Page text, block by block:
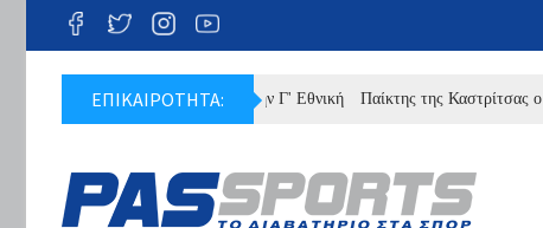
ΕΠΙΚΑΙΡΟΤΗΤΑ:
πρόγραμμα του ΠΑΣ στην Γ' Εθνική Παίκτης της Καστρίτσας ο Ντρης